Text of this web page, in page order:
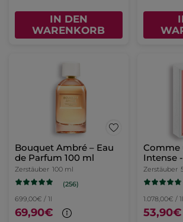
IN DEN
WARENKORB
Bouquet Ambré – Eau
de Parfum 100 ml
Zerstäuber 100 ml
(256)
699,00€ / 1l
69,90€
Comme
Intense
Parfum
Zerstäuber
1.078,00€ / 1l
53,90€